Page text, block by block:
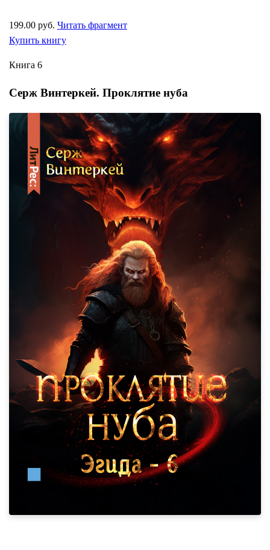
199.00 руб. Читать фрагмент
Купить книгу
Книга 6
Серж Винтеркей. Проклятие нуба